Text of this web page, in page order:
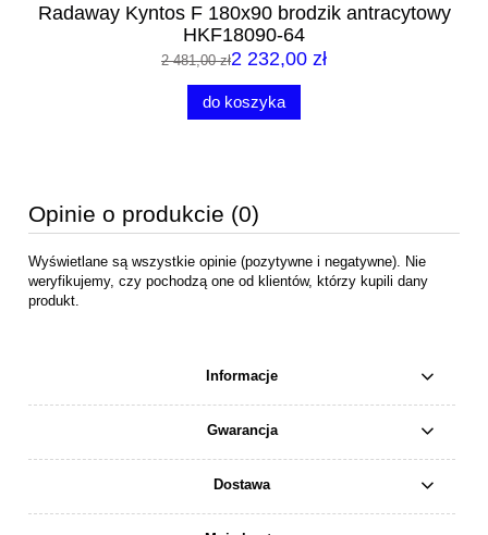
Radaway Kyntos F 180x90 brodzik antracytowy
HKF18090-64
2 481,00 zł2 232,00 zł
do koszyka
Opinie o produkcie (0)
Wyświetlane są wszystkie opinie (pozytywne i negatywne). Nie
weryfikujemy, czy pochodzą one od klientów, którzy kupili dany
produkt.
Informacje
Gwarancja
Dostawa